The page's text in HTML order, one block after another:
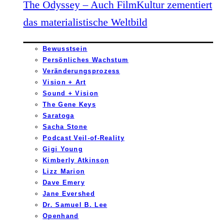
The Odyssey – Auch FilmKultur zementiert
das materialistische Weltbild
Bewusstsein
Persönliches Wachstum
Veränderungsprozess
Vision + Art
Sound + Vision
The Gene Keys
Saratoga
Sacha Stone
Podcast Veil-of-Reality
Gigi Young
Kimberly Atkinson
Lizz Marion
Dave Emery
Jane Evershed
Dr. Samuel B. Lee
Openhand